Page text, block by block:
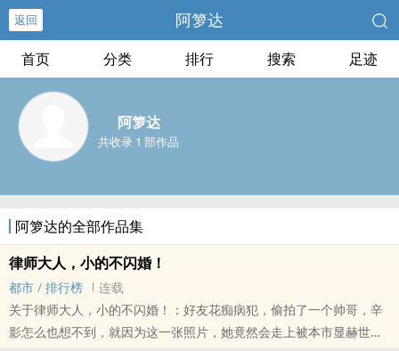
返回 阿箩达
首页 分类 排行 搜索 足迹
阿箩达
共收录 1 部作品
阿箩达的全部作品集
律师大人，小的不闪婚！
都市 / 排行榜
连载
关于律师大人，小的不闪婚！：好友花痴病犯，偷拍了一个帅哥，辛
影怎么也想不到，就因为这一张照片，她竟然会走上被本市显赫世家